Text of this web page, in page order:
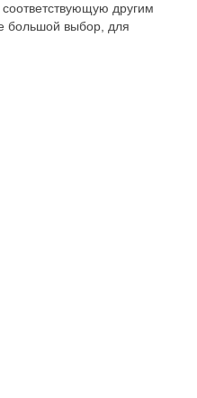
другим
большой выбор, для